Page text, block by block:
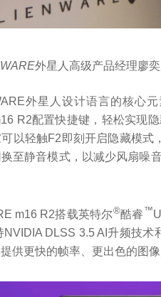
外星人高级产品经理廖
外星人设计语言的核心
R2配置快捷键，轻松实现
以轻触F2即刻开启隐藏模式
至静音模式，以减少风扇噪
m16 R2搭载英特尔®酷睿 ™
NVIDIA DLSS 3.5 AI升频技
供更快的帧率、更出色的图